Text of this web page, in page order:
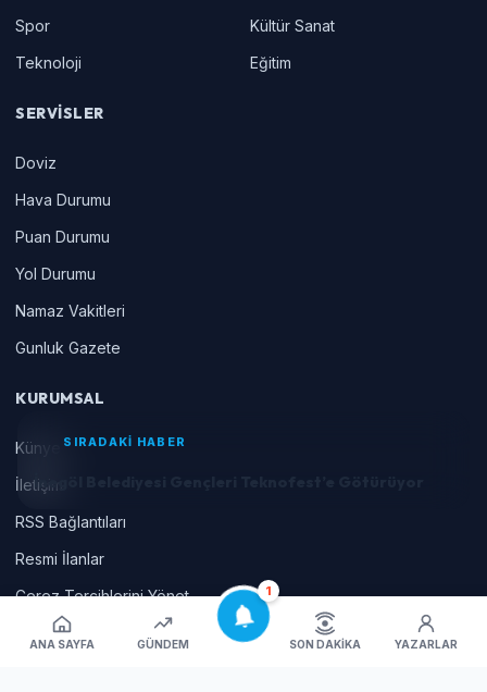
ANA SAYFA GÜNDEM
1
SON DAKIKA YAZARLAR
Spor
Kültür Sanat
Teknoloji
Eğitim
SERVISLER
Doviz
Hava Durumu
Puan Durumu
Yol Durumu
Namaz Vakitleri
Gunluk Gazete
KURUMSAL
Künye
İletişim
RSS Bağlantıları
Resmi İlanlar
Çerez Tercihlerini Yönet
SIRADAKİ HABER
İnegöl Belediyesi Gençleri Teknofest’e Götürüyor